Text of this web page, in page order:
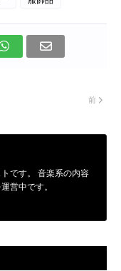
前
です。 音楽系の内容
営中です。